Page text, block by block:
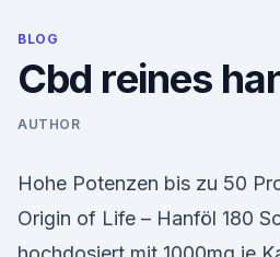
BLOG
Cbd reines
AUTHOR
Hohe Potenzen bis zu 50
Origin of Life – Hanföl 180